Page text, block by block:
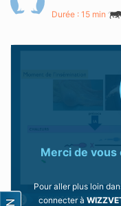
Durée : 15 min
Merci de vous
Pour aller plus loin
connecter à